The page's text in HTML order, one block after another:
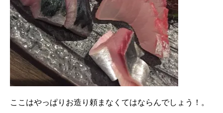
ここはやっぱりお造り頼まなくてはならんでしょう！。